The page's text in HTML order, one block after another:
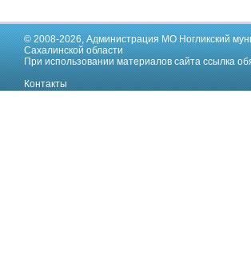
© 2008-2026,Администрация МО Ногликский
Сахалинской области
При использовании материалов сайта ссылка
Контакты